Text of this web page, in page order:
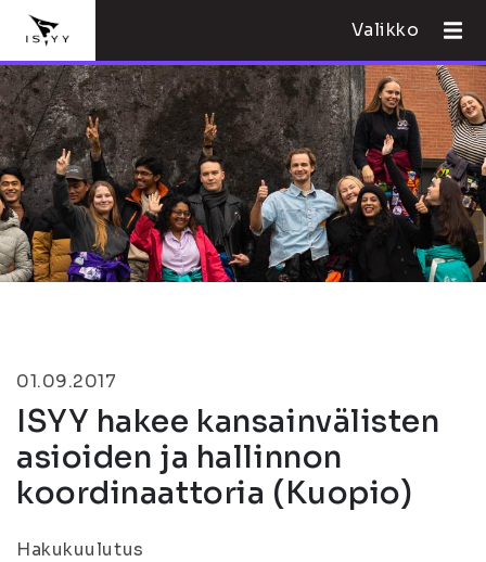
Valikko
01.09.2017
ISYY hakee kansainvälisten
asioiden ja hallinnon
koordinaattoria (Kuopio)
Hakukuulutus